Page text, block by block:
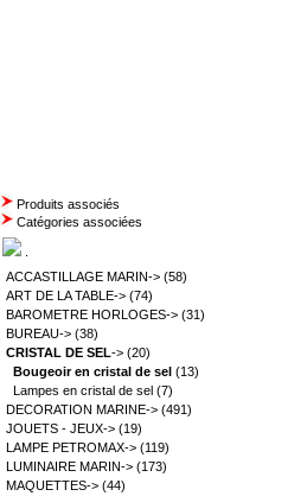
Produits associés
Catégories associées
ACCASTILLAGE MARIN-> (58)
ART DE LA TABLE-> (74)
BAROMETRE HORLOGES-> (31)
BUREAU-> (38)
CRISTAL DE SEL-> (20)
Bougeoir en cristal de sel (13)
Lampes en cristal de sel (7)
DECORATION MARINE-> (491)
JOUETS - JEUX-> (19)
LAMPE PETROMAX-> (119)
LUMINAIRE MARIN-> (173)
MAQUETTES-> (44)